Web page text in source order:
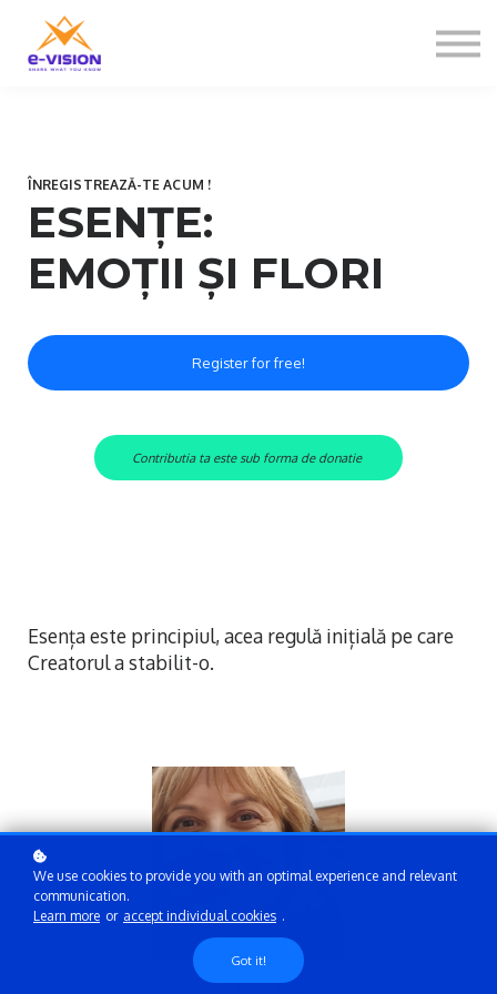
ÎNREGISTREAZĂ-TE ACUM !
ESENȚE:
EMOȚII ȘI FLORI
Register for free!
Contributia ta este sub forma de donatie
Esența este principiul, acea regulă inițială pe care
Creatorul a stabilit-o.
We use cookies to provide you with an optimal experience and relevant
communication.
Learn more or accept individual cookies .
Got it!